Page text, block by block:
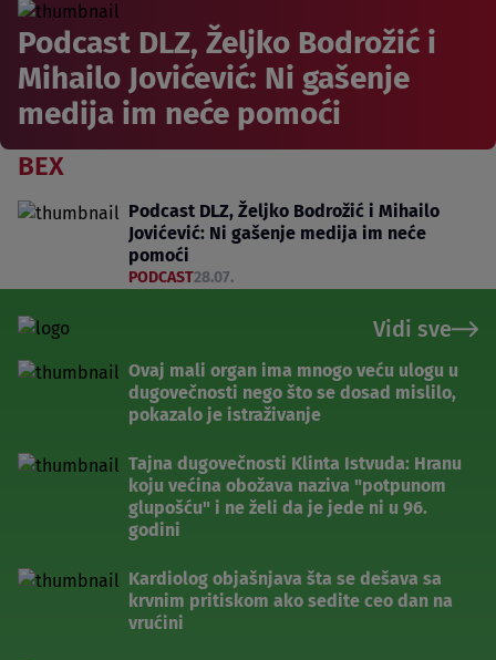
Podcast DLZ, Željko Bodrožić i
Mihailo Jovićević: Ni gašenje
medija im neće pomoći
BEX
Podcast DLZ, Željko Bodrožić i Mihailo
Jovićević: Ni gašenje medija im neće
pomoći
PODCAST28.07.
Vidi sve
Ovaj mali organ ima mnogo veću ulogu u
dugovečnosti nego što se dosad mislilo,
pokazalo je istraživanje
Tajna dugovečnosti Klinta Istvuda: Hranu
koju većina obožava naziva "potpunom
glupošću" i ne želi da je jede ni u 96.
godini
Kardiolog objašnjava šta se dešava sa
krvnim pritiskom ako sedite ceo dan na
vrućini